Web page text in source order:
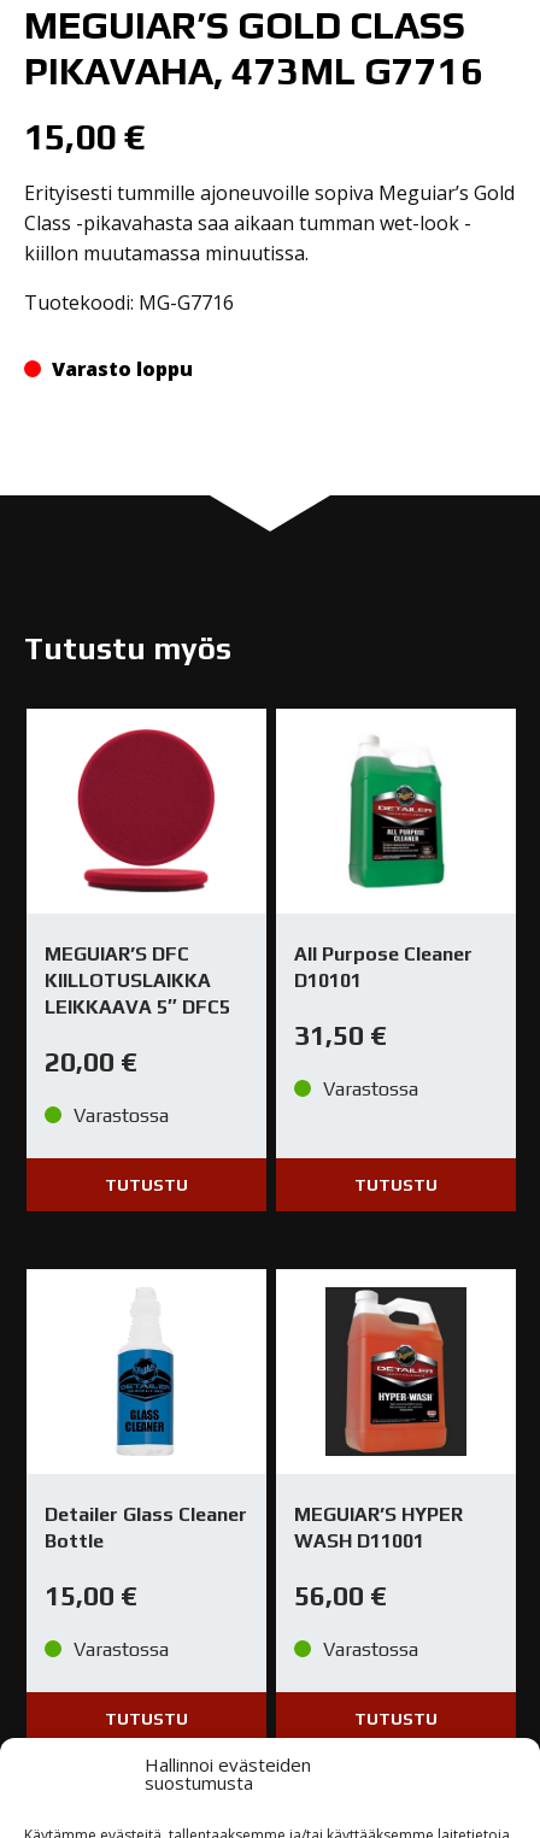
Hallinnoi evästeiden
suostumusta
MEGUIAR’S GOLD CLASS
PIKAVAHA, 473ML G7716
15,00 €
Erityisesti tummille ajoneuvoille sopiva Meguiar’s Gold
Class -pikavahasta saa aikaan tumman wet-look -
kiillon muutamassa minuutissa.
Tuotekoodi: MG-G7716
Varasto loppu
Tutustu myös
MEGUIAR’S DFC
KIILLOTUSLAIKKA
LEIKKAAVA 5″ DFC5
20,00 €
Varastossa
TUTUSTU
All Purpose Cleaner
D10101
31,50 €
Varastossa
TUTUSTU
Detailer Glass Cleaner
Bottle
15,00 €
Varastossa
TUTUSTU
MEGUIAR’S HYPER
WASH D11001
56,00 €
Varastossa
TUTUSTU